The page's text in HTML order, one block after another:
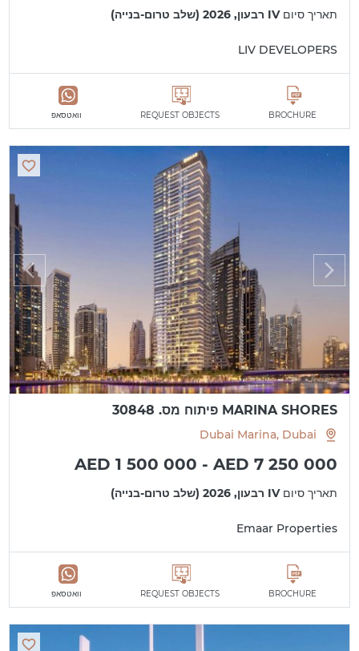
תאריך סיוםIV רבעון, 2026 (שלב טרום-בנייה)
LIV DEVELOPERS
BROCHURE
REQUEST OBJECTS וואטסאפ
MARINA SHORES פיתוח מס. 30848
Dubai Marina, Dubai
AED 1 500 000 - AED 7 250 000
תאריך סיוםIV רבעון, 2026 (שלב טרום-בנייה)
Emaar Properties
BROCHURE
REQUEST OBJECTS וואטסאפ